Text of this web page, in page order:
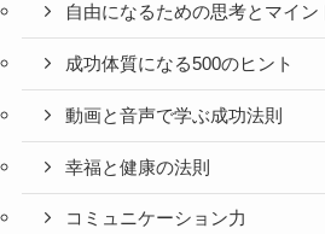
自由になるための思考とマイン
成功体質になる500のヒント
動画と音声で学ぶ成功法則
幸福と健康の法則
コミュニケーション力